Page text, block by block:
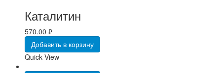
Каталитин
570.00 ₽
Добавить в корзину
Quick View